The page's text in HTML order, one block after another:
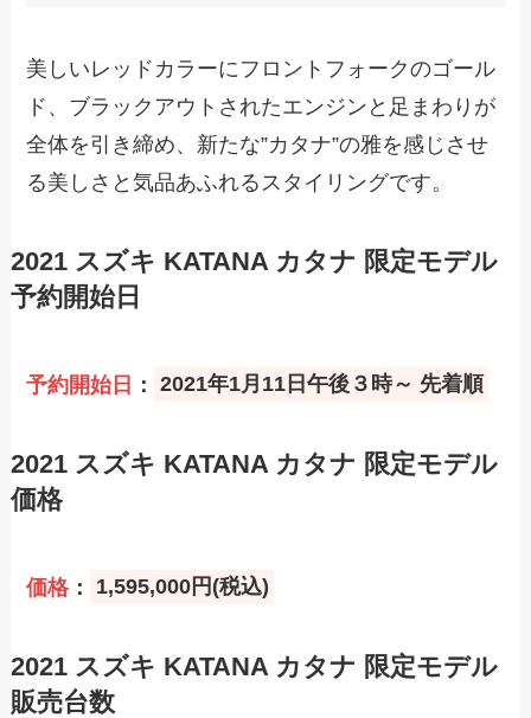
美しいレッドカラーにフロントフォークのゴール
ド、ブラックアウトされたエンジンと足まわりが
全体を引き締め、新たな”カタナ”の雅を感じさせ
る美しさと気品あふれるスタイリングです。
2021 スズキ KATANA カタナ 限定モデル
予約開始日
予約開始日 ： 2021年1月11日午後３時～ 先着順
2021 スズキ KATANA カタナ 限定モデル
価格
価格： 1,595,000円(税込)
2021 スズキ KATANA カタナ 限定モデル
販売台数